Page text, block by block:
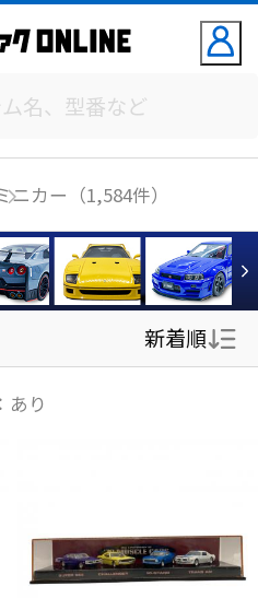
ニカー（1,584件）
新着順
価格の高い順
あり